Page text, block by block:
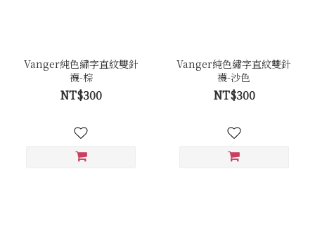
Vanger純色繡字直紋雙針
襪-棕
NT$300
Vanger純色繡字直紋雙針
襪-沙色
NT$300